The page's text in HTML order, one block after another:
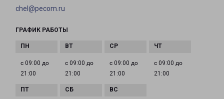
chel@pecom.ru
ГРАФИК РАБОТЫ
с 09:00 до
21:00
с 09:00 до
21:00
с 09:00 до
21:00
с 09:00 до
21:00